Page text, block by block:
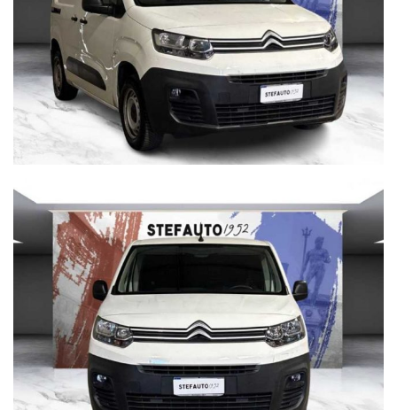
CISA 2000 CONCESSIONARIA OPEL
VIA BENTINI, 111 40128 BOLOGNA
Tel. 051 551701
Cisa2000 declina ogni responsabilità per eventuali non
conformità relative ad equipaggiamento, omologazioni anti
inquinamento, accessori, ecc. pubblicate nei diversi portali.
Dette informazioni che non rappresentano in alcun modo
un impegno contrattuale in quanto non ci è possibile